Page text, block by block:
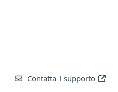
Contatta il supporto